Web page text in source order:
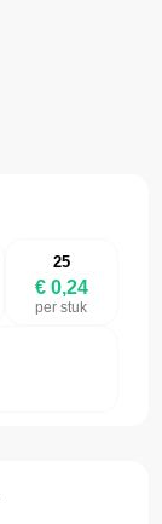
25
€ 0,24
per stuk